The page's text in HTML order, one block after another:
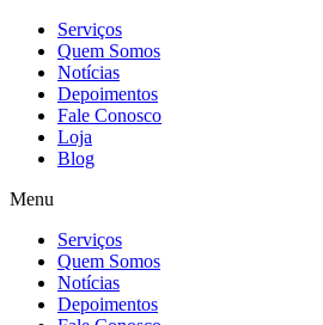
Serviços
Quem Somos
Notícias
Depoimentos
Fale Conosco
Loja
Blog
Menu
Serviços
Quem Somos
Notícias
Depoimentos